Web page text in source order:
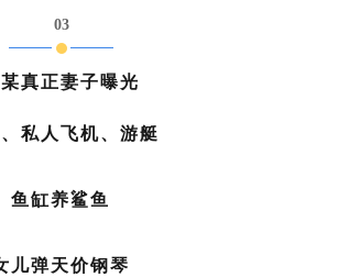
03
真正妻子曝光
私人飞机、游艇
鱼缸养鲨鱼
儿弹天价钢琴